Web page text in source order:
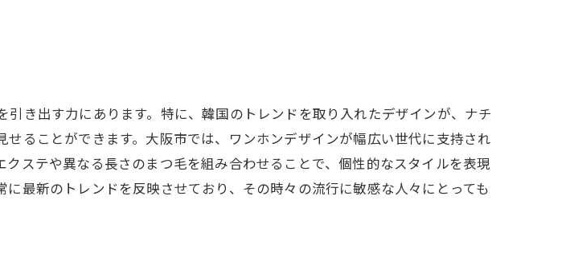
トレンドの発信源
える大阪市の美容観
たにおすすめのワンホンデザイン
ける大阪市のワンホンデザインとは
ける専門家の視点
き出す力にあります。特に、韓国のトレンドを取り入れたデザインが、ナチ
ることができます。大阪市では、ワンホンデザインが幅広い世代に支持され
ステや異なる長さのまつ毛を組み合わせることで、個性的なスタイルを表現
最新のトレンドを反映させており、その時々の流行に敏感な人々にとっても